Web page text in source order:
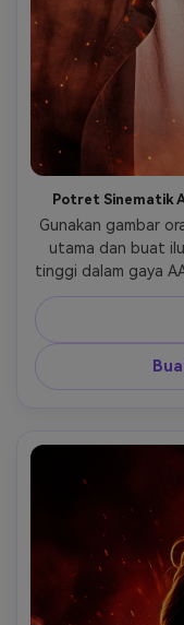
Potret Sinematik
Gunakan gambar
utama dan buat
tinggi dalam gaya
fitur wajah,
struktur tubuh
yang percaya diri
belakang menjadi
warna merah tua
sosok dengan
menciptakan efek
dengan
masukkan suar
cahaya
pemberontak, dan
digital ultra-detail